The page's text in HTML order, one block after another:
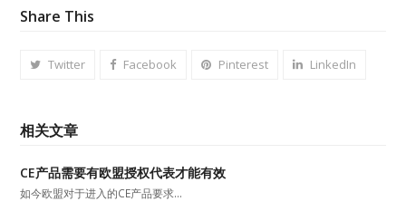
Share This
Twitter Facebook Pinterest LinkedIn
相关文章
CE产品需要有欧盟授权代表才能有效
如今欧盟对于进入的CE产品要求…